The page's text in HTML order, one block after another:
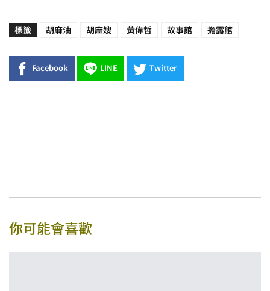
標籤 胡麻油 胡麻嫂 黃偉哲 故事館 擔露館
Facebook LINE Twitter
你可能會喜歡